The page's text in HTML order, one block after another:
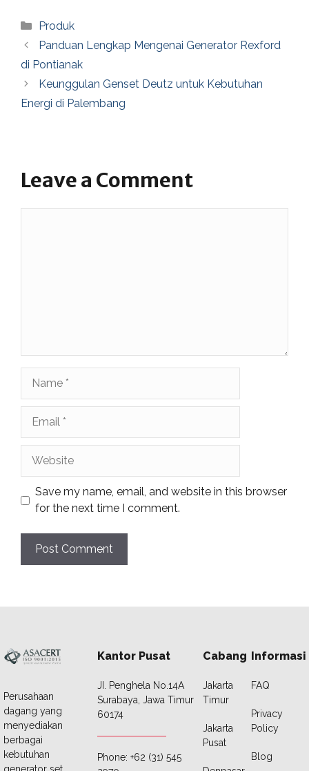
Categories
Produk
Panduan Lengkap Mengenai Generator Rexford
di Pontianak
Keunggulan Genset Deutz untuk Kebutuhan
Energi di Palembang
Leave a Comment
Save my name, email, and website in this browser
for the next time I comment.
Perusahaan
dagang yang
menyediakan
berbagai
kebutuhan
Kantor Pusat
JI. Penghela No.14A
Surabaya, Jawa Timur
60174
Phone: +62 (31) 545
Cabang
Jakarta
Timur
Jakarta
Pusat
Informasi
FAQ
Privacy
Policy
Blog